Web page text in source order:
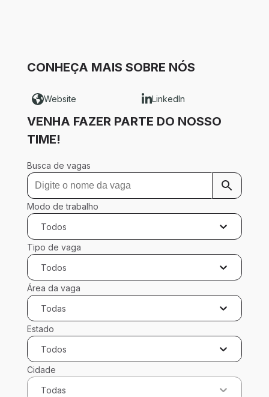
CONHEÇA MAIS SOBRE NÓS
Website LinkedIn
VENHA FAZER PARTE DO NOSSO
TIME!
Busca de vagas
Modo de trabalho
Todos
Tipo de vaga
Todos
Área da vaga
Todas
Estado
Todos
Cidade
Todas